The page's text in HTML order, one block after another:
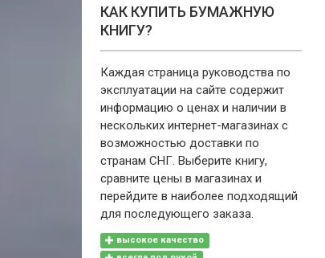
КАК КУПИТЬ БУМАЖНУЮ
КНИГУ?
Каждая страница руководства по
эксплуатации на сайте содержит
информацию о ценах и наличии в
нескольких интернет-магазинах с
возможностью доставки по
странам СНГ. Выберите книгу,
сравните цены в магазинах и
перейдите в наиболее подходящий
для последующего заказа.
высокое качество